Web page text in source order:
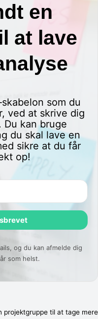
en
at lave
som du
ved at skrive dig
kan bruge
du skal lave en
sikre at du får
op!
og du kan afmelde dig
som helst.
projektgruppe til at tage mere